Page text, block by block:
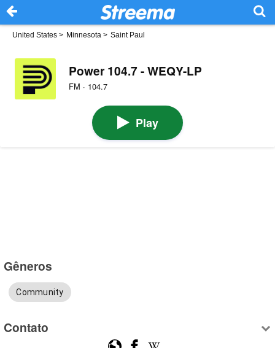
United States > Minnesota > Saint Paul
Power 104.7 - WEQY-LP
FM · 104.7
Play
Gêneros
Community
Contato